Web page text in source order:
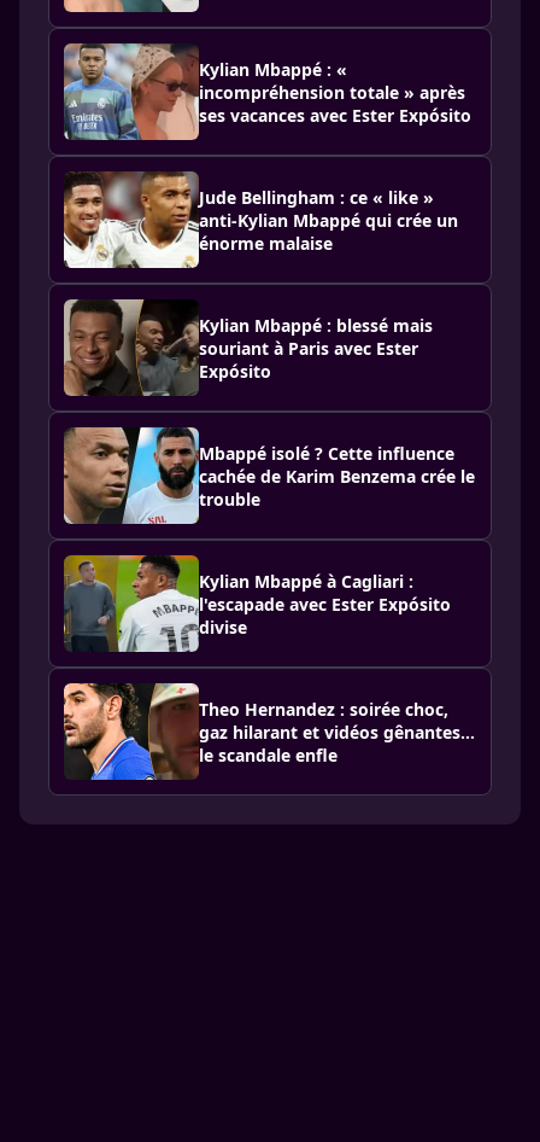
Kylian Mbappé : «
incompréhension totale » après
ses vacances avec Ester Expósito
Jude Bellingham : ce « like »
anti-Kylian Mbappé qui crée un
énorme malaise
Kylian Mbappé : blessé mais
souriant à Paris avec Ester
Expósito
Mbappé isolé ? Cette influence
cachée de Karim Benzema crée le
trouble
Kylian Mbappé à Cagliari :
l'escapade avec Ester Expósito
divise
Theo Hernandez : soirée choc,
gaz hilarant et vidéos gênantes…
le scandale enfle